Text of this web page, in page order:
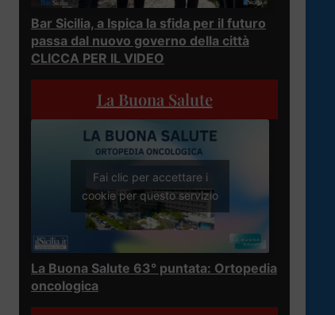
Bar Sicilia, a Ispica la sfida per il futuro
passa dal nuovo governo della città
CLICCA PER IL VIDEO
La Buona Salute
Fai clic per accettare i
cookie per questo servizio
La Buona Salute 63° puntata: Ortopedia
oncologica